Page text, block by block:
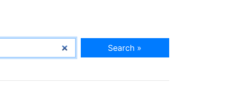
Search »